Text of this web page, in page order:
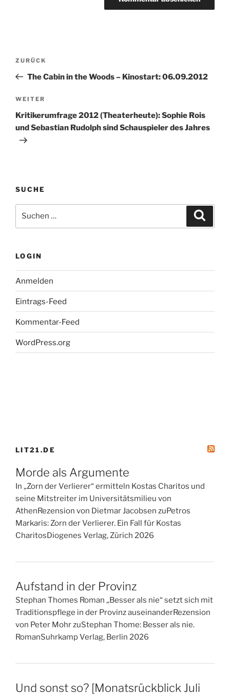
Beitragsnavigation
Vorheriger
Beitrag
ZURÜCK
The Cabin in the Woods – Kinostart: 06.09.2012
Nächster
Beitrag
WEITER
Kritikerumfrage 2012 (Theaterheute): Sophie Rois
und Sebastian Rudolph sind Schauspieler des Jahres
SUCHE
nach:
LOGIN
Anmelden
Eintrags-Feed
Kommentar-Feed
WordPress.org
LIT21.DE
Morde als Argumente
In „Zorn der Verlierer“ ermitteln Kostas Charitos und
seine Mitstreiter im Universitätsmilieu von
AthenRezension von Dietmar Jacobsen zuPetros
Markaris: Zorn der Verlierer. Ein Fall für Kostas
CharitosDiogenes Verlag, Zürich 2026
Aufstand in der Provinz
Stephan Thomes Roman „Besser als nie“ setzt sich mit
Traditionspflege in der Provinz auseinanderRezension
von Peter Mohr zuStephan Thome: Besser als nie.
RomanSuhrkamp Verlag, Berlin 2026
Und sonst so? [Monatsrückblick Juli